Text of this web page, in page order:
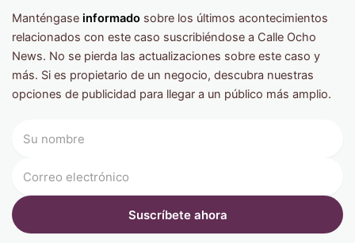
Manténgase informado sobre los últimos acontecimientos
relacionados con este caso suscribiéndose a Calle Ocho
News. No se pierda las actualizaciones sobre este caso y
más. Si es propietario de un negocio, descubra nuestras
opciones de publicidad para llegar a un público más amplio.